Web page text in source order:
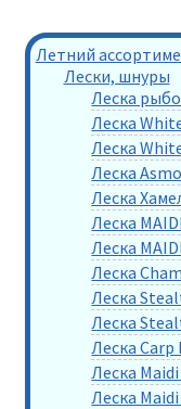
Летний
Лески, шнуры
Леска
Леска
Леска
Леска
Леска
Леска
Леска
Леска
Леска
Леска
Леска
Леска
Леска